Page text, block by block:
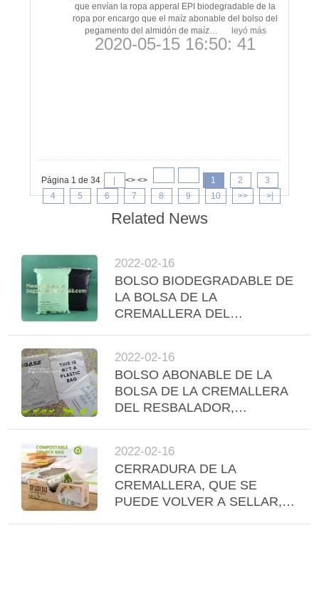
que envían la ropa apperal EPI biodegradable de la
ropa por encargo que el maíz abonable del bolso del
pegamento del almidón de maíz…
leyó más
2020-05-15 16:50: 41
Página 1 de 34 <> <> 1 2
3
4
5 6 7 8 9 10 >> >|
Related News
2022-02-16
BOLSO BIODEGRADABLE DE
LA BOLSA DE LA
CREMALLERA DEL
DUAL DEL APRETÓN, PISTA
DOBLE, BOLSILLO CON
CREMALLERA DEL SELLO
DEL UNO MISMO
2022-02-16
BOLSO ABONABLE DE LA
BOLSA DE LA CREMALLERA
DEL RESBALADOR,
DEL APRETÓN, PISTA
DOBLE, BOLSILLO CON
CREMALLERA DEL SELLO
DEL UNO MISMO
2022-02-16
CERRADURA DE LA
CREMALLERA, QUE SE
PUEDE VOLVER A SELLAR,